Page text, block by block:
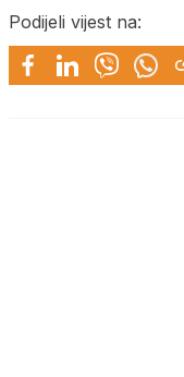
Podijeli vijest na: